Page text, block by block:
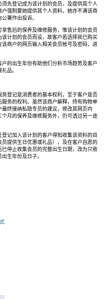
先登记成为该计划的会员，及提供其个人
强制要她提供其个人资料，她亦不满该商
署作出投诉。
售后的保养及维修服务，惟该计划的会员
计划的会员而设，故客户若选择就已购买
商户的网页输入相关会员帐号及密码，进
的出生年份有助他们分析市场趋势及客户
品。
登记是消费者的基本权利，至于客户是否
务的权利。虽然该商户解释，持有购物单
终接纳私隐专员的建议，修改其网页内
月的保养及维修服务外，仍可透过另一途
记加入该计划的客户得知收集该资料的目
提供生日优惠或礼品），及在客户自愿的
停止收集会员的完整出生日期，改为只收
生年份及日子。